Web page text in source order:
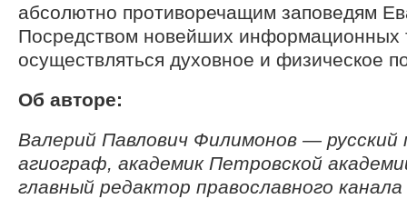
абсолютно противоречащим заповедям
Посредством новейших информационных
осуществляться духовное и физическое
Об авторе:
Валерий Павлович Филимонов — русский
агиограф, академик Петровской
главный редактор православного